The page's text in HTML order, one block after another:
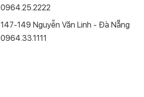
0964.25.2222
147-149 Nguyễn Văn Linh - Đà Nẵng
0964.33.1111